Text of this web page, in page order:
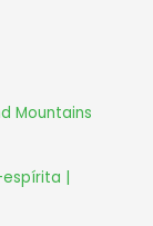
Mountains
|